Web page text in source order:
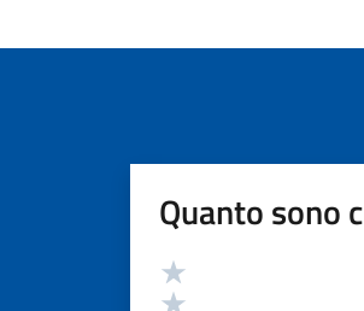
Quanto sono
Valutazione